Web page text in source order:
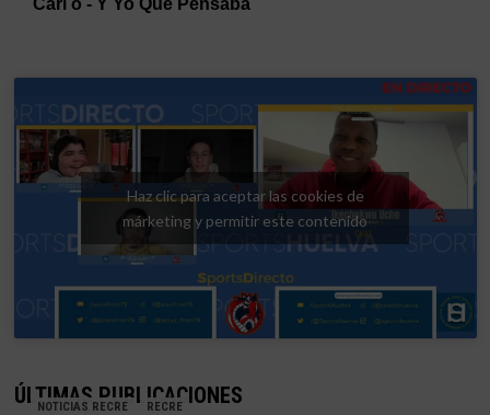
Haz clic para aceptar las cookies de
márketing y permitir este contenido
ÚLTIMAS PUBLICACIONES
NOTICIAS RECRE RECRE